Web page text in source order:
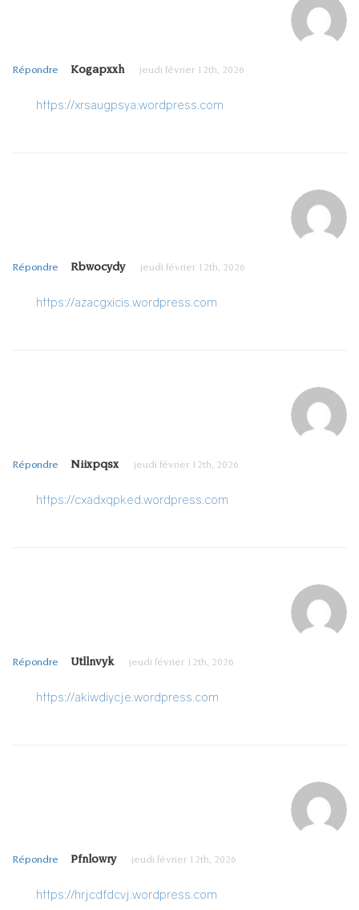
Kogapxxh jeudi février 12th, 2026
Répondre
https://xrsaugpsya.wordpress.com
Rbwocydy jeudi février 12th, 2026
Répondre
https://azacgxicis.wordpress.com
Niixpqsx jeudi février 12th, 2026
Répondre
https://cxadxqpked.wordpress.com
Utllnvyk jeudi février 12th, 2026
Répondre
https://akiwdiycje.wordpress.com
Pfnlowry jeudi février 12th, 2026
Répondre
https://hrjcdfdcvj.wordpress.com